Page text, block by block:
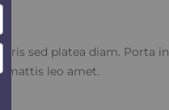
sed platea diam. Porta in
mattis leo amet.